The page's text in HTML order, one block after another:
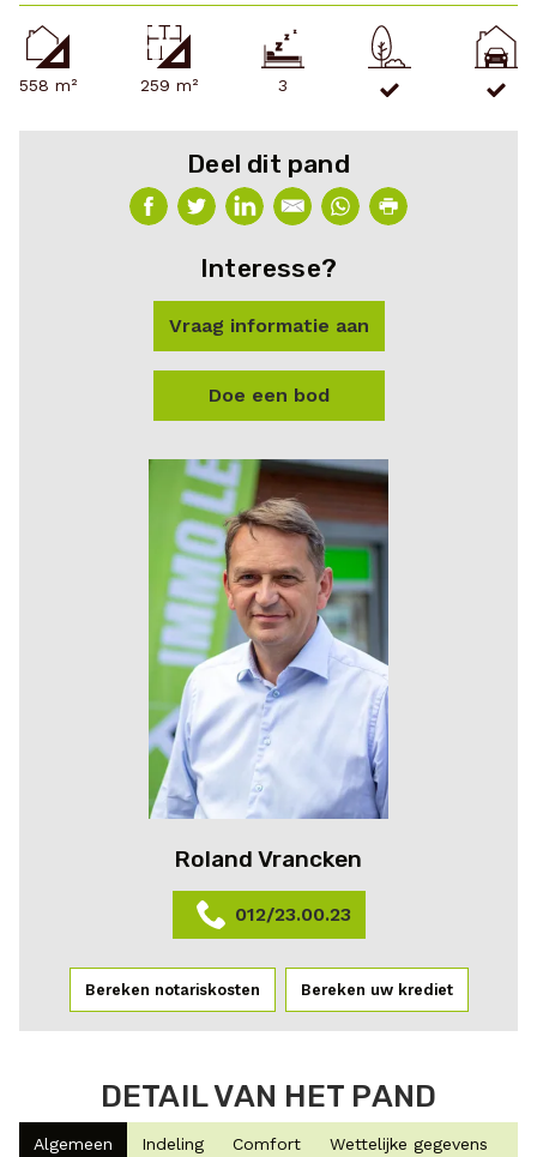
558 m² 259 m² 3
Deel dit pand
Interesse?
Vraag informatie aan
Doe een bod
Roland Vrancken
012/23.00.23
Bereken notariskosten Bereken uw krediet
DETAIL VAN HET PAND
Algemeen Indeling Comfort Wettelijke gegevens